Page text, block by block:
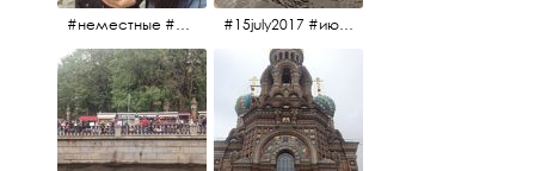
#неместные #июльскийдень2017 #15july2017 #июльскийдень2017 #катерок #bonfire